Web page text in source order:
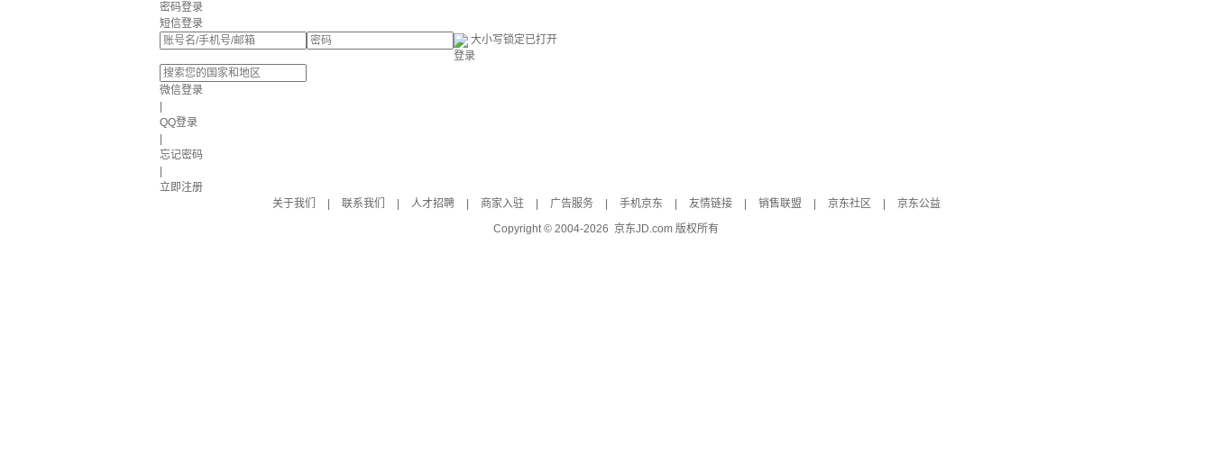
密码登录
短信登录
大小写锁定已打开
登录
微信登录
QQ登录
忘记密码
立即注册
关于我们
联系我们 人才招聘 商家入驻 广告服务 手机京东 友情链接 销售联盟 京东社区
京东公益
Copyright © 2004-2026 京东JD.com 版权所有